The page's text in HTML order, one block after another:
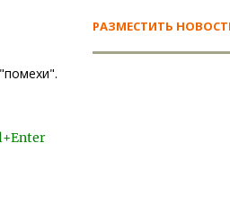
РАЗМЕСТИТЬ